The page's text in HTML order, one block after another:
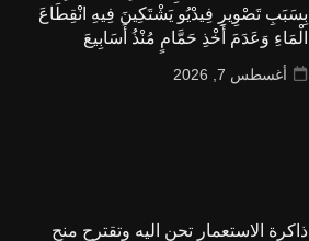
بِسَبَبِ تَصْوِيرِ فِيدْيُو يَشْتَكِينَ فِيهِ انْقِطَاعَ
الْمَاءِ وَعَدَمَ أَخْذِ حَمَّامٍ مُنْذُ أَسَابِيعَ
أغسطس 7, 2026
ذاكرة الاستعمار تحن اليه وتقترح منح